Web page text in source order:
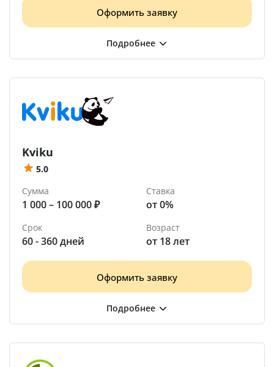
Оформить заявку
Kviku
5.0
Сумма
1 000 – 100 000 ₽
Ставка
от 0%
Срок
60 - 360 дней
Возраст
от 18 лет
Оформить заявку